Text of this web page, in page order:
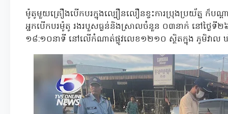
ម៉ូតូមួយគ្រឿងបើកបរក្នុងល្បឿនលឿនខ្វះការប្រុងប្រយ័ត្ន ក៏ប
អ្នកបើកបរម៉ូតូ រងរបួសធ្ងន់និងស្រាលចំនួន ០៣នាក់ នៅថ្ងៃទី២៦
១៨:១០នាទី នៅលើកំណាត់ផ្លូវលេខ១២១០ ស្ថិតក្នុង ភូមិវាល ឃុំ